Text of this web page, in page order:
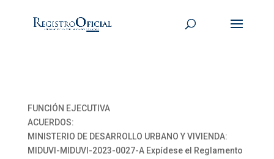
FUNCIÓN EJECUTIVA
ACUERDOS:
MINISTERIO DE DESARROLLO URBANO Y VIVIENDA:
MIDUVI-MIDUVI-2023-0027-A Expídese el Reglamento